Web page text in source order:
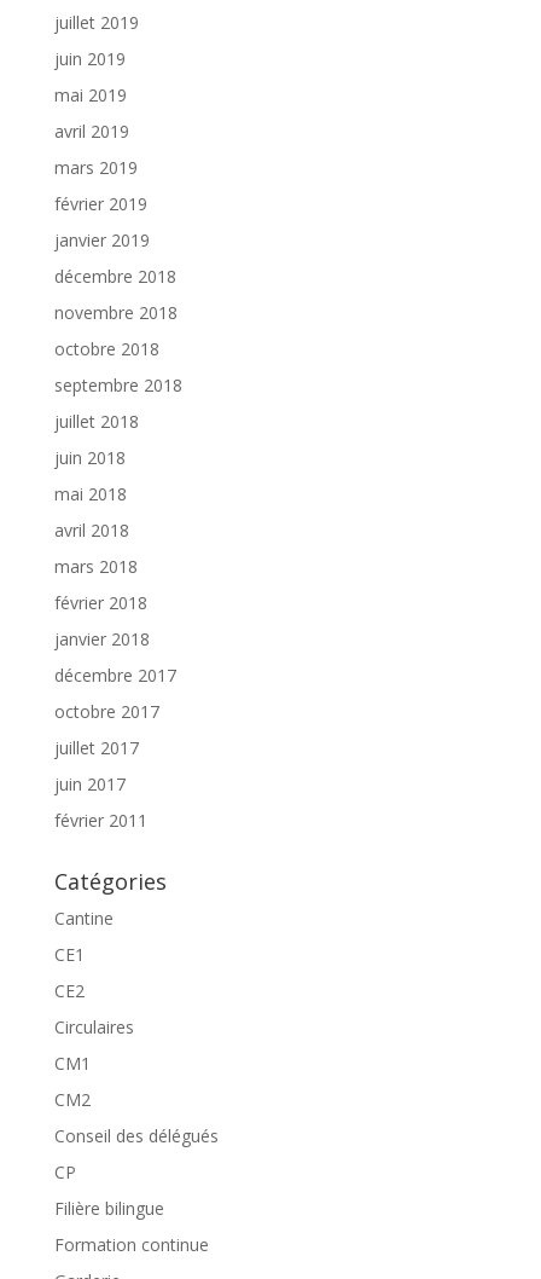
juillet 2019
juin 2019
mai 2019
avril 2019
mars 2019
février 2019
janvier 2019
décembre 2018
novembre 2018
octobre 2018
septembre 2018
juillet 2018
juin 2018
mai 2018
avril 2018
mars 2018
février 2018
janvier 2018
décembre 2017
octobre 2017
juillet 2017
juin 2017
février 2011
Catégories
Cantine
CE1
CE2
Circulaires
CM1
CM2
Conseil des délégués
CP
Filière bilingue
Formation continue